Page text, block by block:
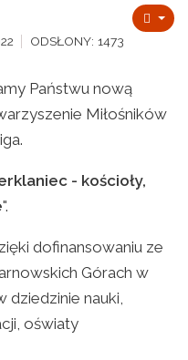
ODSŁONY: 1473
Państwu nową
Miłośników
- kościoły,
".
dofinansowaniu ze
Górach w
dziedzinie nauki,
oświaty